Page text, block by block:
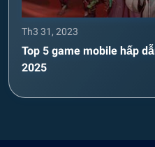
Th3 31, 2023
Top 5 game mobile hấp
2025